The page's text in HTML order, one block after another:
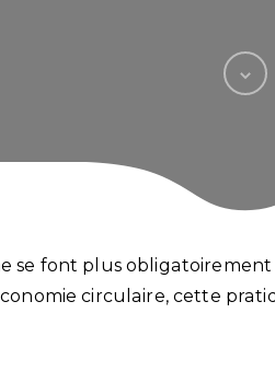
se font plus obligatoirement
circulaire, cette